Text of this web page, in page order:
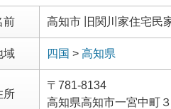
前 高知市 旧関川家住宅民
域 四国 > 高知県
所
〒781-8134
高知県高知市一宮中町